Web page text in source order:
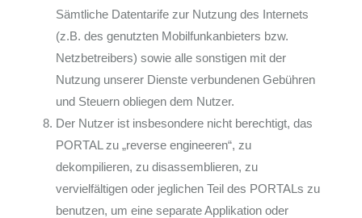
Sämtliche Datentarife zur Nutzung des Internets
(z.B. des genutzten Mobilfunkanbieters bzw.
Netzbetreibers) sowie alle sonstigen mit der
Nutzung unserer Dienste verbundenen Gebühren
und Steuern obliegen dem Nutzer.
Der Nutzer ist insbesondere nicht berechtigt, das
PORTAL zu „reverse engineeren“, zu
dekompilieren, zu disassemblieren, zu
vervielfältigen oder jeglichen Teil des PORTALs zu
benutzen, um eine separate Applikation oder